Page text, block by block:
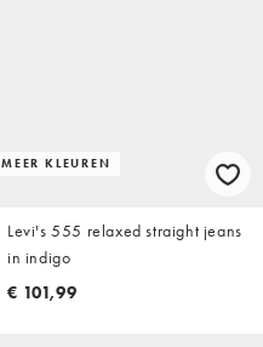
MEER KLEUREN
Levi's 555 relaxed straight jeans
in indigo
€ 101,99